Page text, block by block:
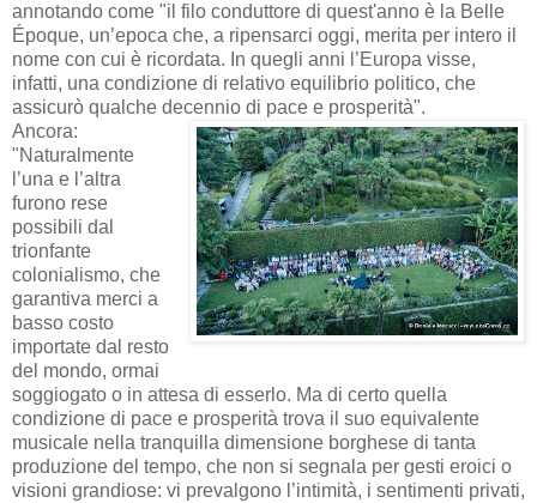
annotando come "il filo conduttore di quest'anno è la Belle
Époque, un’epoca che, a ripensarci oggi, merita per intero il
nome con cui è ricordata. In quegli anni l’Europa visse,
infatti, una condizione di relativo equilibrio politico, che
assicurò qualche decennio di pace e prosperità".
Ancora:
"Naturalmente
l’una e l’altra
furono rese
possibili dal
trionfante
colonialismo, che
garantiva merci a
basso costo
importate dal resto
del mondo, ormai
soggiogato o in attesa di esserlo. Ma di certo quella
condizione di pace e prosperità trova il suo equivalente
musicale nella tranquilla dimensione borghese di tanta
produzione del tempo, che non si segnala per gesti eroici o
visioni grandiose: vi prevalgono l’intimità, i sentimenti privati,